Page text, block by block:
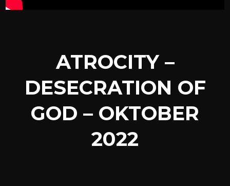
ATROCITY –
DESECRATION OF
GOD – OKTOBER
2022